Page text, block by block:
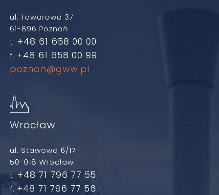
ul. Towarowa 37
61-896 Poznań
t. +48 61 658 00 00
f. +48 61 658 00 99
poznan@gww.pl
Wrocław
ul. Stawowa 6/17
50-018 Wrocław
t. +48 71 796 77 55
f. +48 71 796 77 56